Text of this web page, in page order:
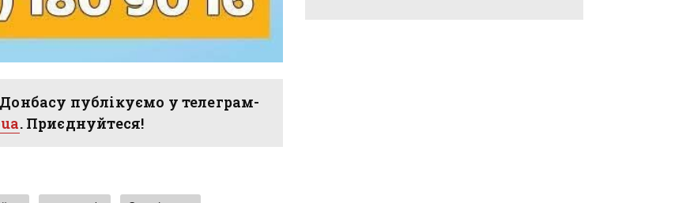
публікуємо у телеграм-
. Приєднуйтеся!